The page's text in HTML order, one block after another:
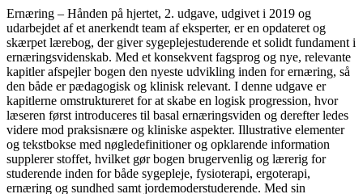
Ernæring – Hånden på hjertet, 2. udgave, udgivet i 2019 og
udarbejdet af et anerkendt team af eksperter, er en opdateret og
skærpet lærebog, der giver sygeplejestuderende et solidt fundament i
ernæringsvidenskab. Med et konsekvent fagsprog og nye, relevante
kapitler afspejler bogen den nyeste udvikling inden for ernæring, så
den både er pædagogisk og klinisk relevant. I denne udgave er
kapitlerne omstruktureret for at skabe en logisk progression, hvor
læseren først introduceres til basal ernæringsviden og derefter ledes
videre mod praksisnære og kliniske aspekter. Illustrative elementer
og tekstbokse med nøgledefinitioner og opklarende information
supplerer stoffet, hvilket gør bogen brugervenlig og lærerig for
studerende inden for både sygepleje, fysioterapi, ergoterapi,
ernæring og sundhed samt jordemoderstuderende. Med sin